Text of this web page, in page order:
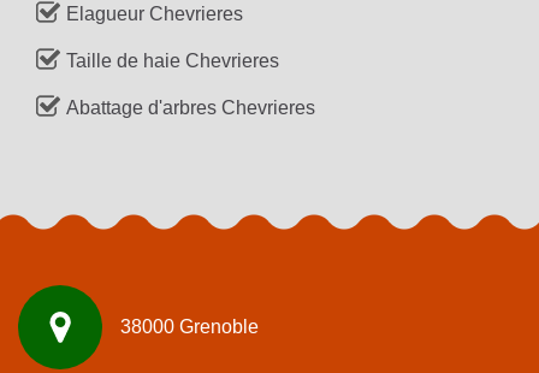
Elagueur Chevrieres
Taille de haie Chevrieres
Abattage d'arbres Chevrieres
38000 Grenoble